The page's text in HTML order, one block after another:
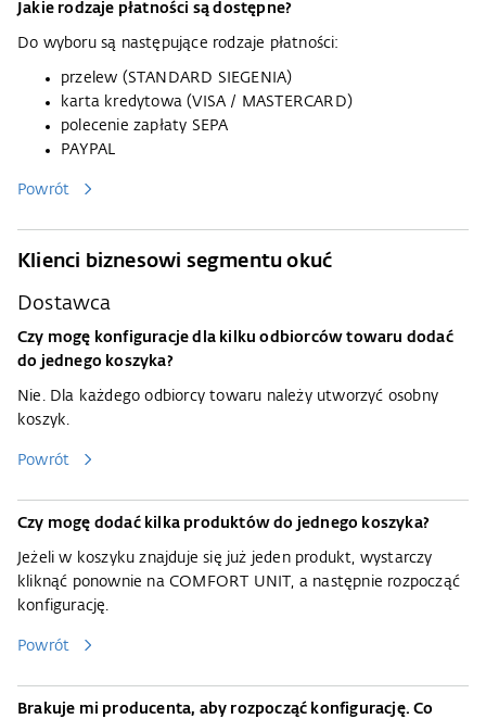
Jakie rodzaje płatności są dostępne?
Do wyboru są następujące rodzaje płatności:
przelew (STANDARD SIEGENIA)
karta kredytowa (VISA / MASTERCARD)
polecenie zapłaty SEPA
PAYPAL
Powrót
Klienci biznesowi segmentu okuć
Dostawca
Czy mogę konfiguracje dla kilku odbiorców towaru dodać
do jednego koszyka?
Nie. Dla każdego odbiorcy towaru należy utworzyć osobny
koszyk.
Powrót
Czy mogę dodać kilka produktów do jednego koszyka?
Jeżeli w koszyku znajduje się już jeden produkt, wystarczy
kliknąć ponownie na COMFORT UNIT, a następnie rozpocząć
konfigurację.
Powrót
Brakuje mi producenta, aby rozpocząć konfigurację. Co